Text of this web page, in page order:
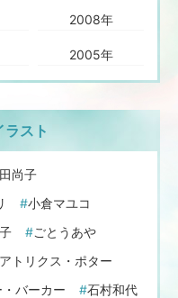
2008年
2005年
スト
尚子
小倉マユコ
ごとうあや
トリクス・ポター
バーカー
石村和代